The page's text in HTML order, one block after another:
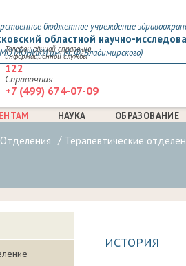
бюджетное учреждение
областной научно-
МОНИКИ им. М. Ф. Владимирского)
Телефон единой справочно-
информационной службы
122
Справочная
+7 (499) 674-07-09
НАУКА ОБРАЗОВАНИЕ
Отделения Терапевтические
ИСТОРИЯ